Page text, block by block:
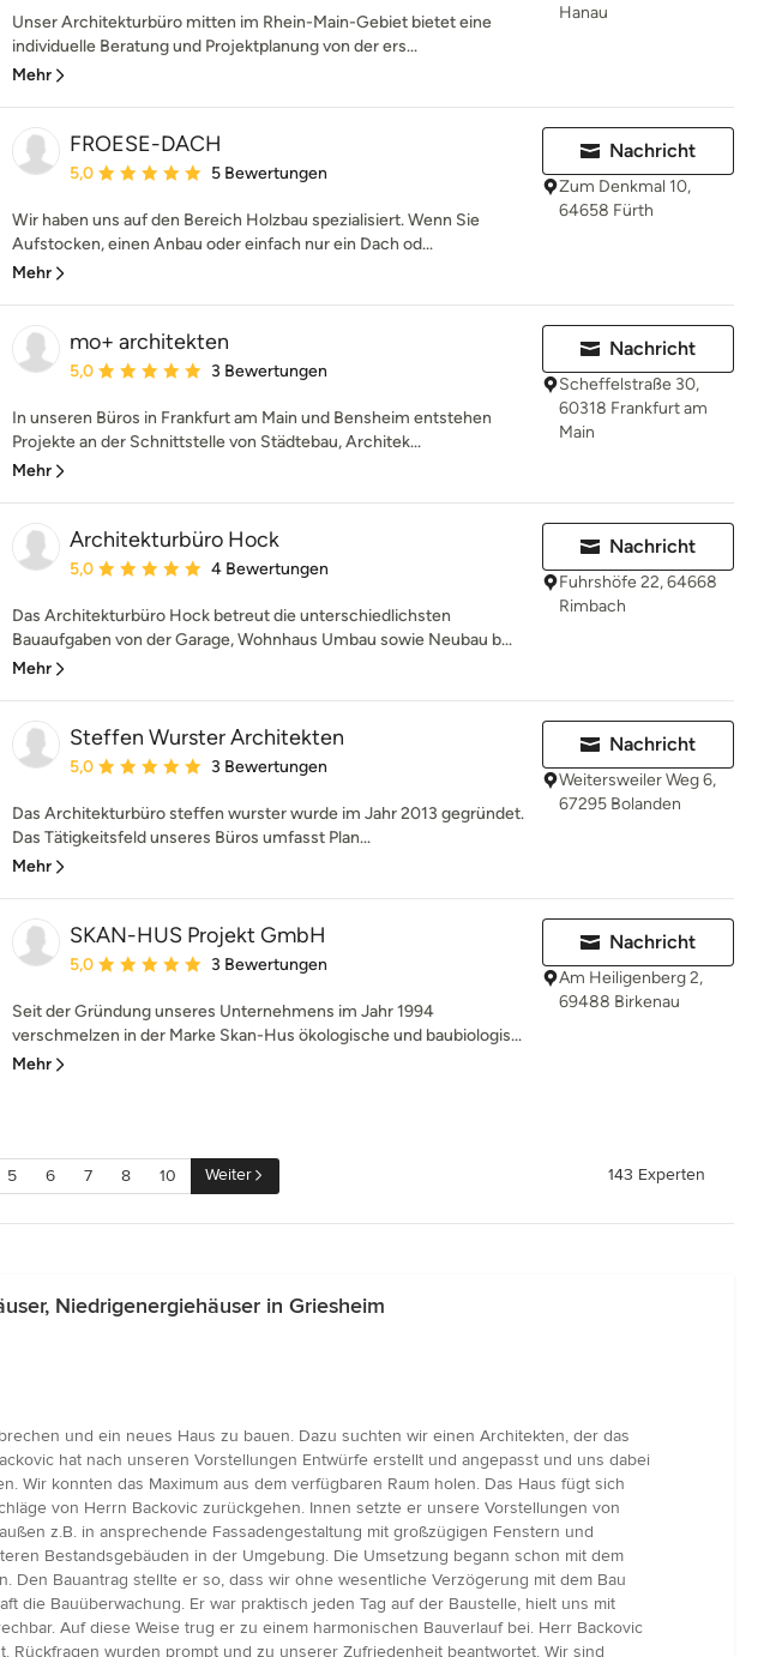
Unser Architekturbüro mitten im Rhein-Main-Gebiet bietet eine
individuelle Beratung und Projektplanung von der ers...
Mehr
Hanau
FROESE-DACH
Durchschnittliche Bewertung: 5 von 5 Sternen
5,0 5 Bewertungen
Wir haben uns auf den Bereich Holzbau spezialisiert. Wenn Sie
Aufstocken, einen Anbau oder einfach nur ein Dach od...
Mehr
Nachricht
Zum Denkmal 10,
64658 Fürth
mo+ architekten
Durchschnittliche Bewertung: 5 von 5 Sternen
5,0 3 Bewertungen
In unseren Büros in Frankfurt am Main und Bensheim entstehen
Projekte an der Schnittstelle von Städtebau, Architek...
Mehr
Nachricht
Scheffelstraße 30,
60318 Frankfurt am
Main
Architekturbüro Hock
Durchschnittliche Bewertung: 5 von 5 Sternen
5,0 4 Bewertungen
Das Architekturbüro Hock betreut die unterschiedlichsten
Bauaufgaben von der Garage, Wohnhaus Umbau sowie Neubau b...
Mehr
Nachricht
Fuhrshöfe 22, 64668
Rimbach
Steffen Wurster Architekten
Durchschnittliche Bewertung: 5 von 5 Sternen
5,0 3 Bewertungen
Das Architekturbüro steffen wurster wurde im Jahr 2013 gegründet.
Das Tätigkeitsfeld unseres Büros umfasst Plan...
Mehr
Nachricht
Weitersweiler Weg 6,
67295 Bolanden
SKAN-HUS Projekt GmbH
Durchschnittliche Bewertung: 5 von 5 Sternen
5,0 3 Bewertungen
Seit der Gründung unseres Unternehmens im Jahr 1994
verschmelzen in der Marke Skan-Hus ökologische und baubiologis...
Mehr
Nachricht
Am Heiligenberg 2,
69488 Birkenau
5 6 7 8 10 Weiter 143 Experten
Niedrigenergiehäuser in Griesheim
und ein neues Haus zu bauen. Dazu suchten wir einen Architekten, der das
hat nach unseren Vorstellungen Entwürfe erstellt und angepasst und uns dabei
konnten das Maximum aus dem verfügbaren Raum holen. Das Haus fügt sich
von Herrn Backovic zurückgehen. Innen setzte er unsere Vorstellungen von
z.B. in ansprechende Fassadengestaltung mit großzügigen Fenstern und
Bestandsgebäuden in der Umgebung. Die Umsetzung begann schon mit dem
Bauantrag stellte er so, dass wir ohne wesentliche Verzögerung mit dem Bau
die Bauüberwachung. Er war praktisch jeden Tag auf der Baustelle, hielt uns mit
Auf diese Weise trug er zu einem harmonischen Bauverlauf bei. Herr Backovic
wurden prompt und zu unserer Zufriedenheit beantwortet. Wir sind